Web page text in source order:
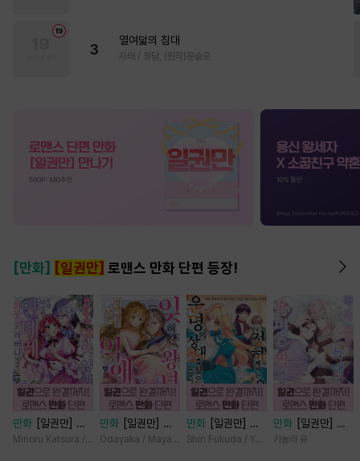
3
열여덟의 침대
자태 / 청담, (원작)문슬로
[만화] [일권만] 로맨스 만화 단편 등장!
만화
[일권만] 기
억상실 악역 영애
Minoru Katsura / Mizune
만화
[일권만] 잊
혀진 왕녀지만 정
Odayaka / Maya Koike
만화
[일권만] 전
하께서는 오늘도
Shin Fukuda / Yoko Kurosu
만화
[일권만] 죽
을 뻔한 늑대가 운
카놀라 유